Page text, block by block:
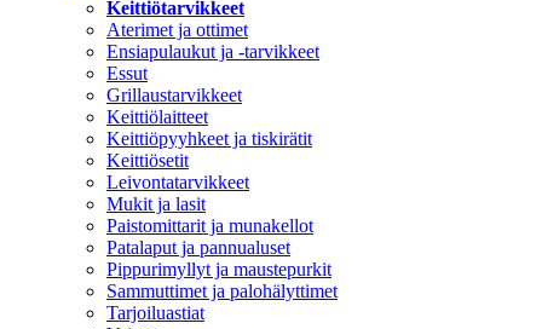
Keittiötarvikkeet
Aterimet ja ottimet
Ensiapulaukut ja -tarvikkeet
Essut
Grillaustarvikkeet
Keittiölaitteet
Keittiöpyyhkeet ja tiskirätit
Keittiösetit
Leivontatarvikkeet
Mukit ja lasit
Paistomittarit ja munakellot
Patalaput ja pannualuset
Pippurimyllyt ja maustepurkit
Sammuttimet ja palohälyttimet
Tarjoiluastiat